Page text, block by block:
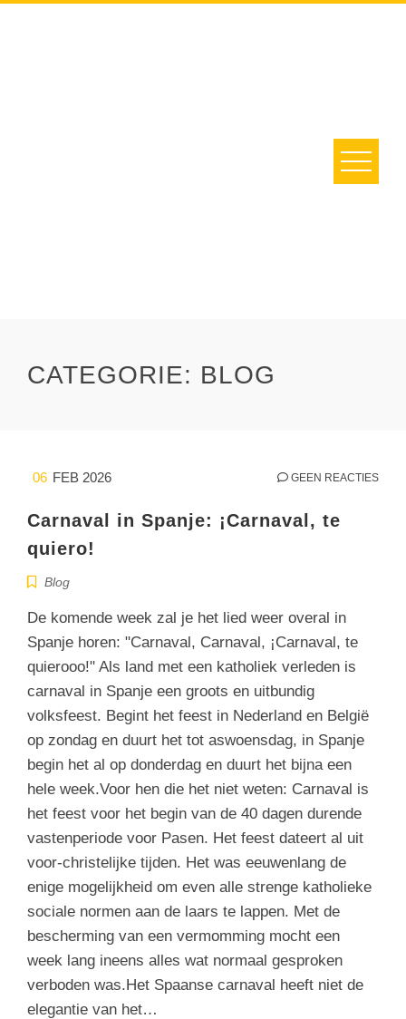
CATEGORIE: BLOG
06 FEB 2026 GEEN REACTIES
Carnaval in Spanje: ¡Carnaval, te
quiero!
Blog
De komende week zal je het lied weer overal in
Spanje horen: "Carnaval, Carnaval, ¡Carnaval, te
quierooo!" Als land met een katholiek verleden is
carnaval in Spanje een groots en uitbundig
volksfeest. Begint het feest in Nederland en België
op zondag en duurt het tot aswoensdag, in Spanje
begin het al op donderdag en duurt het bijna een
hele week.Voor hen die het niet weten: Carnaval is
het feest voor het begin van de 40 dagen durende
vastenperiode voor Pasen. Het feest dateert al uit
voor-christelijke tijden. Het was eeuwenlang de
enige mogelijkheid om even alle strenge katholieke
sociale normen aan de laars te lappen. Met de
bescherming van een vermomming mocht een
week lang ineens alles wat normaal gesproken
verboden was.Het Spaanse carnaval heeft niet de
elegantie van het…